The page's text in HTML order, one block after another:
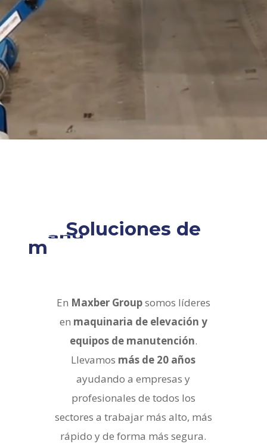
Soluciones de
m
En Maxber Groupsomos líderes
en maquinaria de elevación y
equipos de manutención.
Llevamos más de 20 años
ayudando a empresas y
profesionales de todos los
sectores a trabajar más alto, más
rápido y de forma más segura.